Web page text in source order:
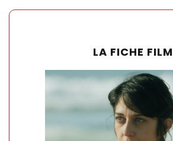
LA FICHE FILM